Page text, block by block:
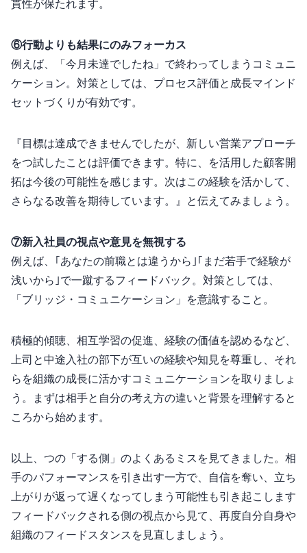
貫性が保たれます。
⑥行動よりも結果にのみフォーカス
例えば、「今月未達でしたね」で終わってしまうコミュニ
ケーション。対策としては、プロセス評価と成長マインド
セットづくりが有効です。
『目標は達成できませんでしたが、新しい営業アプローチ
を3つ試したことは評価できます。特に、SNSを活用した顧客開
拓は今後の可能性を感じます。次はこの経験を活かして、
さらなる改善を期待しています。』と伝えてみましょう。
⑦新入社員の視点や意見を無視する
例えば、｢あなたの前職とは違うから｣｢まだ若手で経験が
浅いから｣で一蹴するフィードバック。対策としては、
「ブリッジ・コミュニケーション」を意識すること。
積極的傾聴、相互学習の促進、経験の価値を認めるなど、
上司と中途入社の部下が互いの経験や知見を尊重し、それ
らを組織の成長に活かすコミュニケーションを取りましょ
う。まずは相手と自分の考え方の違いと背景を理解すると
ころから始めます。
以上、7つの「する側」のよくあるミスを見てきました。相
手のパフォーマンスを引き出す一方で、自信を奪い、立ち
上がりが返って遅くなってしまう可能性も引き起こします
フィードバックされる側の視点から見て、再度自分自身や
組織のフィードスタンスを見直しましょう。